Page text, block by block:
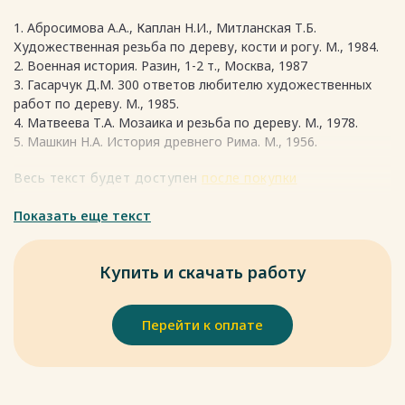
Греции и Риме, в средневековом и в новом европейском
искусстве. Изображение их самые разные. В
древнегреческом и римском искусстве возлюбленным
местом для барельефов были храмы, где содержание
барельефов обыкновенно отвечало назначению храма.
Обширная коллекция декоративных барельефов
представлена европейским мастером. Сирлин Иорг вырезал
из дерева орнаментные композиции с растительным
орнаментом для сбора в Ульме. Великолепная
виртуозной проработкой мельчайших деталей. В
знаменитых флорентийских барельефах представлены
сцены на библейские сюжеты, работы великого ваятеля
Донателло. В эпоху Ренессанса итальянские скульпторы
создавали множество мраморных и керамических
рельефных композиций. Барельефы также часто
помещаются на постаментах памятников, на стелах,
мемориальных досках, монетах, медалях и геммах.
1. Абросимова А.А., Каплан Н.И., Митланская Т.Б.
Художественная резьба по дереву, кости и рогу. М., 1984.
2. Военная история. Разин, 1-2 т., Москва, 1987
3. Гасарчук Д.М. 300 ответов любителю художественных
работ по дереву. М., 1985.
4. Матвеева Т.А. Мозаика и резьба по дереву. М., 1978.
5. Машкин Н.А. История древнего Рима. М., 1956.
Весь текст будет доступен после покупки
Показать еще текст
Купить и скачать работу
Перейти к оплате